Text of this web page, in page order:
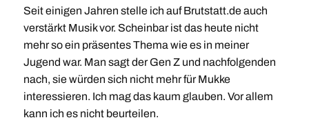
Seit einigen Jahren stelle ich auf Brutstatt.de auch
verstärkt Musik vor. Scheinbar ist das heute nicht
mehr so ein präsentes Thema wie es in meiner
Jugend war. Man sagt der Gen Z und nachfolgenden
nach, sie würden sich nicht mehr für Mukke
interessieren. Ich mag das kaum glauben. Vor allem
kann ich es nicht beurteilen.